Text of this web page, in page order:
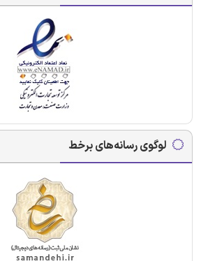
لوگوی رسانه‌های برخط